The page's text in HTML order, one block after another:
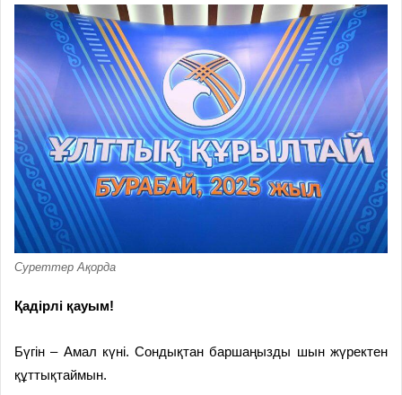
Суреттер Ақорда
Қадірлі қауым!
Бүгін – Амал күні. Сондықтан баршаңызды шын жүректен
құттықтаймын.